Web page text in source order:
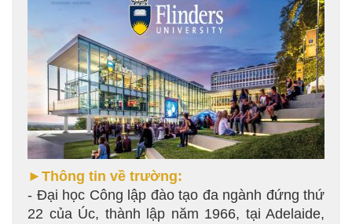
►Thông tin về trường:
- Đại học Công lập đào tạo đa ngành đứng thứ
22 của Úc, thành lập năm 1966, tại Adelaide,